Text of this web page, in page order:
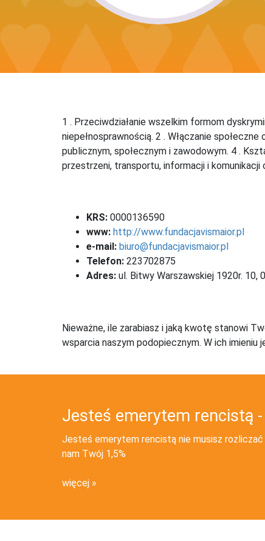
1 . Przeciwdziałanie wszelkim formom
niepełnosprawnością. 2 . Włączanie
publicznym, społecznym i zawodowym. 4 .
przestrzeni, transportu, informacji i komunikacji
KRS: 0000136590
www: http://www.fundacjavismaior.pl
e-mail: biuro@fundacjavismaior.pl
Telefon: 223702875
Adres: ul. Bitwy Warszawskiej 1920r. 10,
Nieważne, ile zarabiasz i jaką kwotę stanowi
wsparcia naszym podopiecznym. W ich imieniu
Jesteś emerytem rencistą -
Jesteś emerytem rencistą nie musisz
nam Twój 1,5%
więcej